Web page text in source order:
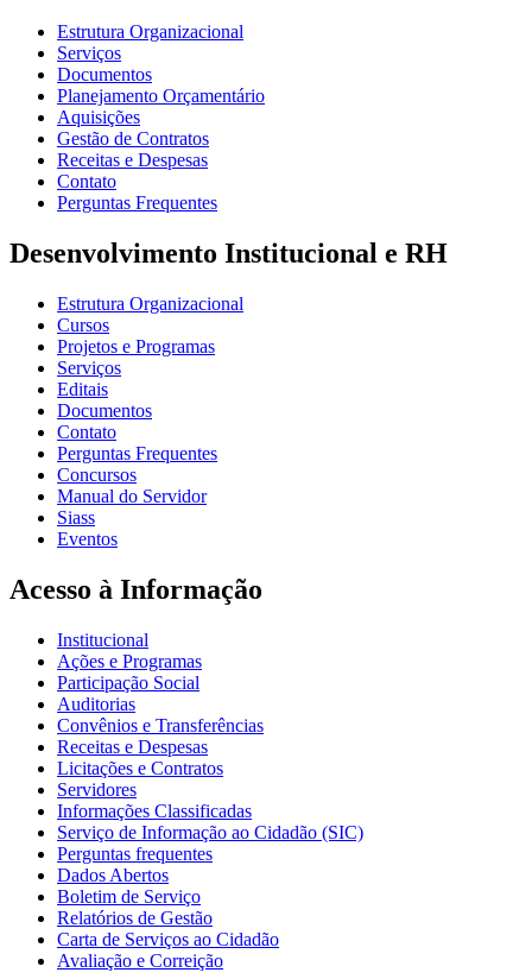
Estrutura Organizacional
Serviços
Documentos
Planejamento Orçamentário
Aquisições
Gestão de Contratos
Receitas e Despesas
Contato
Perguntas Frequentes
Desenvolvimento Institucional e RH
Estrutura Organizacional
Cursos
Projetos e Programas
Serviços
Editais
Documentos
Contato
Perguntas Frequentes
Concursos
Manual do Servidor
Siass
Eventos
Acesso à Informação
Institucional
Ações e Programas
Participação Social
Auditorias
Convênios e Transferências
Receitas e Despesas
Licitações e Contratos
Servidores
Informações Classificadas
Serviço de Informação ao Cidadão (SIC)
Perguntas frequentes
Dados Abertos
Boletim de Serviço
Relatórios de Gestão
Carta de Serviços ao Cidadão
Avaliação e Correição